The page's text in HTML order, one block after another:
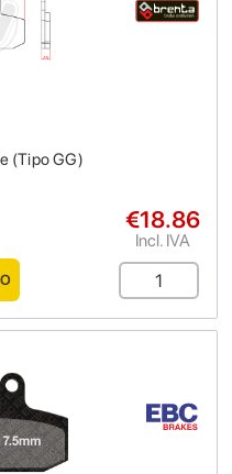
(Tipo GG)
€18.86
Incl. IVA